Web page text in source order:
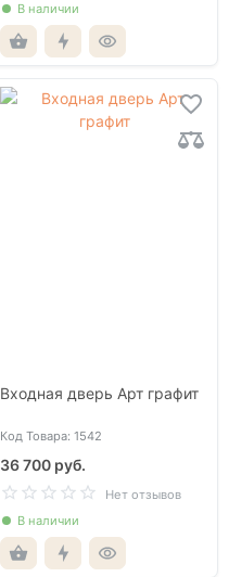
В наличии
Входная дверь Арт графит
Код Товара: 1542
36 700 руб.
Нет отзывов
В наличии